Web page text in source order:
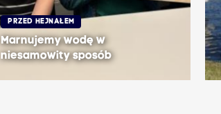
PRZED HEJNAŁEM
Marnujemy wodę w
niesamowity sposób